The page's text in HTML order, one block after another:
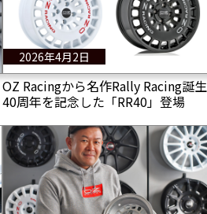
2026年4月2日
OZ Racingから名作Rally Racing誕生
40周年を記念した「RR40」登場